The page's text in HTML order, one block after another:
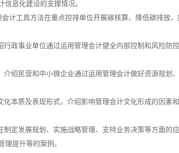
息化建设的支撑情况。
计工具方法在重点控排单位开展碳核算、降低碳排放
政事业单位通过运用管理会计健全内部控制和风险防
绍民营和中小微企业通过运用管理会计做好资源规划
本质及表现形式，介绍影响管理会计文化形成的因素
定发展规划、实施战略管理、支持业务决策等方面的
提升等的案例。